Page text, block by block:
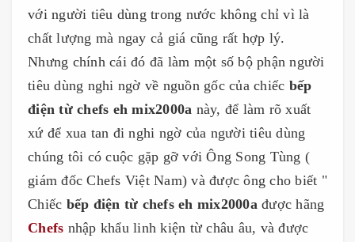
với người tiêu dùng trong nước không chỉ vì là
chất lượng mà ngay cả giá cũng rất hợp lý.
Nhưng chính cái đó đã làm một số bộ phận người
tiêu dùng nghi ngờ về nguồn gốc của chiếc bếp
điện từ chefs eh mix2000a này, để làm rõ xuất
xứ để xua tan đi nghi ngờ của người tiêu dùng
chúng tôi có cuộc gặp gỡ với Ông Song Tùng (
giám đốc Chefs Việt Nam) và được ông cho biết "
Chiếc bếp điện từ chefs eh mix2000a được hãng
Chefs nhập khẩu linh kiện từ châu âu, và được